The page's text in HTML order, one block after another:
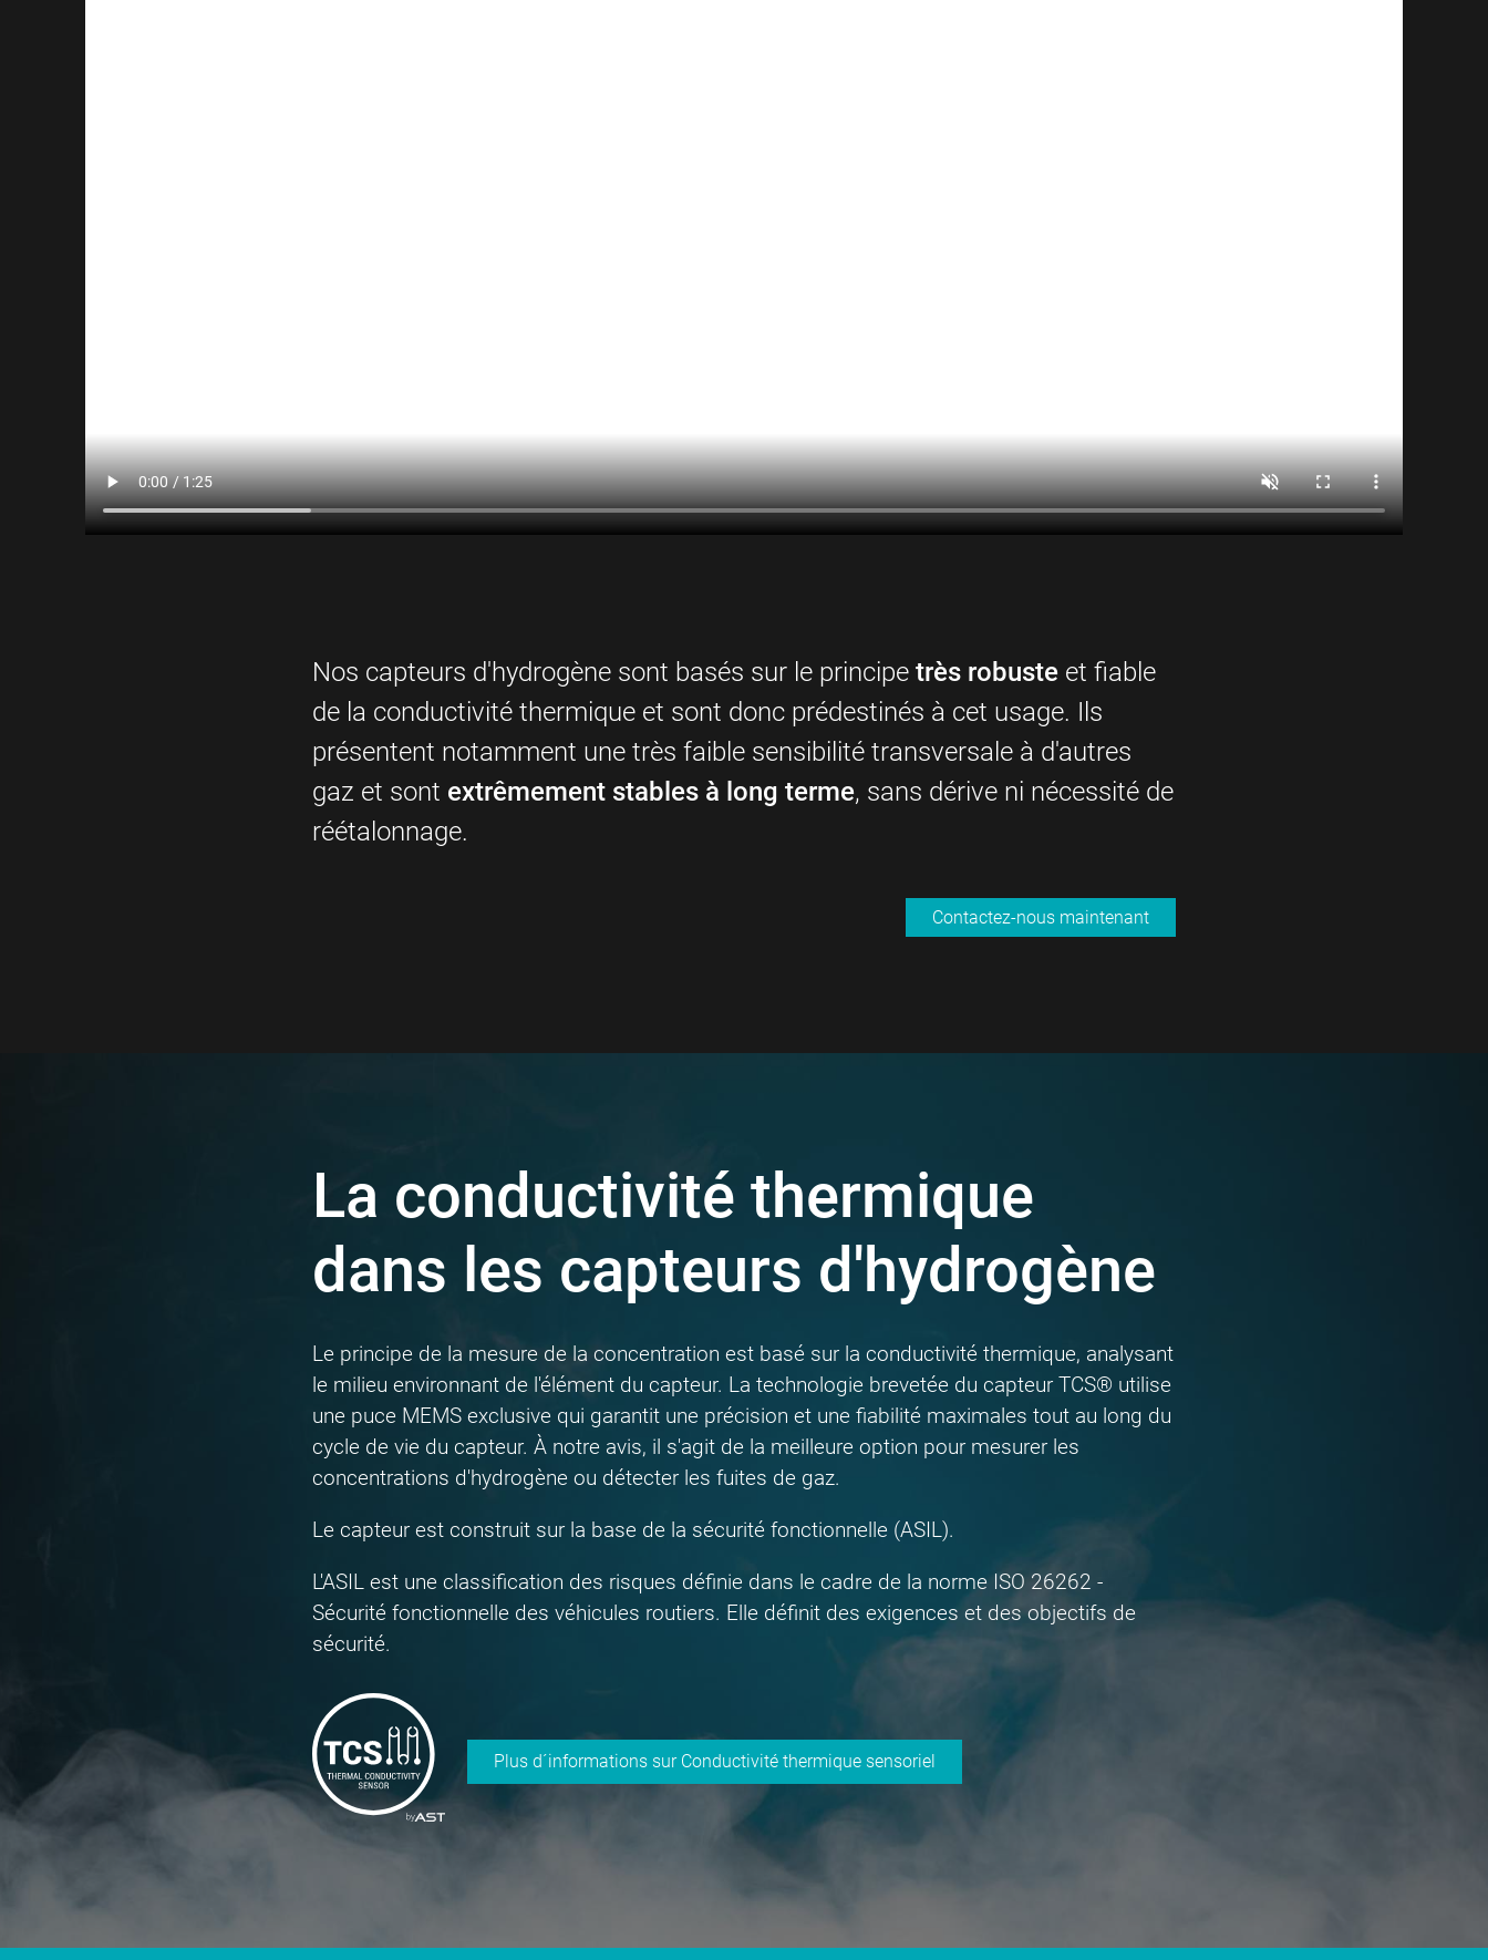
Nos capteurs d'hydrogène sont basés sur le principe très robuste et fiable
de la conductivité thermique et sont donc prédestinés à cet usage. Ils
présentent notamment une très faible sensibilité transversale à d'autres
gaz et sont extrêmement stables à long terme, sans dérive ni nécessité de
réétalonnage.
Contactez-nous maintenant
La conductivité thermique
dans les capteurs d'hydrogène
Le principe de la mesure de la concentration est basé sur la conductivité thermique, analysant
le milieu environnant de l'élément du capteur. La technologie brevetée du capteur TCS® utilise
une puce MEMS exclusive qui garantit une précision et une fiabilité maximales tout au long du
cycle de vie du capteur. À notre avis, il s'agit de la meilleure option pour mesurer les
concentrations d'hydrogène ou détecter les fuites de gaz.
Le capteur est construit sur la base de la sécurité fonctionnelle (ASIL).
L'ASIL est une classification des risques définie dans le cadre de la norme ISO 26262 -
Sécurité fonctionnelle des véhicules routiers. Elle définit des exigences et des objectifs de
sécurité.
Plus d´informations sur Conductivité thermique sensoriel